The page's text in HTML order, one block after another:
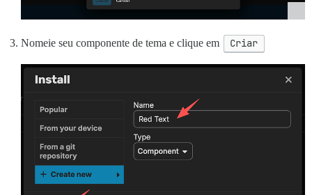
Nomeie seu componente de tema e clique em Criar